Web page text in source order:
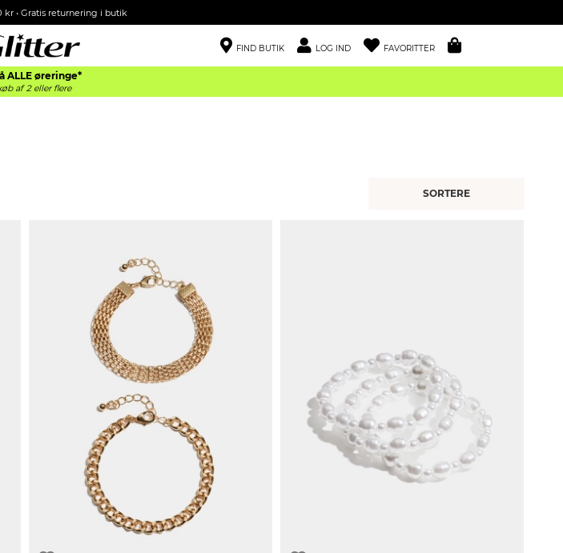
• Gratis returnering i butik
FIND BUTIK LOG IND FAVORITTER
ALLE øreringe*
af 2 eller flere